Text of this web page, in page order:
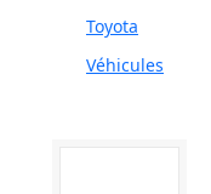
Toyota
Véhicules